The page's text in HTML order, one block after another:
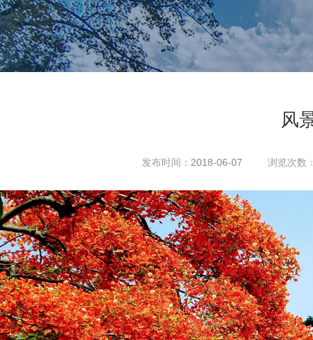
风
发布时间： 2018-06-07 浏览次数